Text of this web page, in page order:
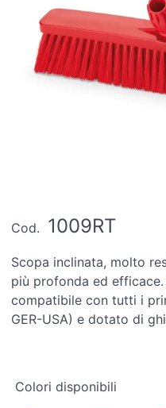
Cod. 1009RT
Scopa inclinata, molto
più profonda ed
compatibile con tutti i
GER-USA) e dotato di
Colori disponibili